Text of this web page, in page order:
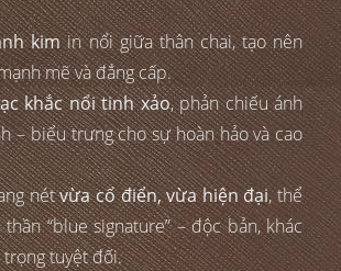
kimin nổi giữa thân chai, tạo nên
mẽ và đẳng cấp.
khắc nổi tinh xảo, phản chiếu ánh
– biểu trưng cho sự hoàn hảo và cao
nétvừa cổ điển, vừa hiện đại, thể
“blue signature” – độc bản, khác
trọng tuyệt đối.